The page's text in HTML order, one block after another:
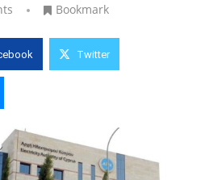
Bookmark
Twitter